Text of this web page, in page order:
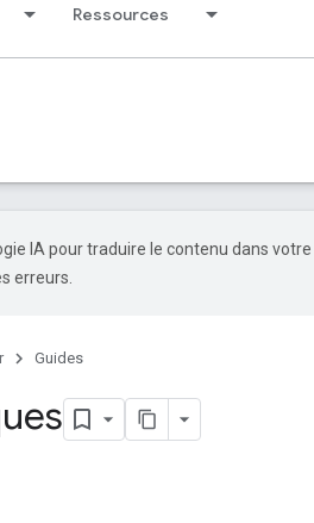
Ressources
IA pour traduire le contenu dans
erreurs.
Guides